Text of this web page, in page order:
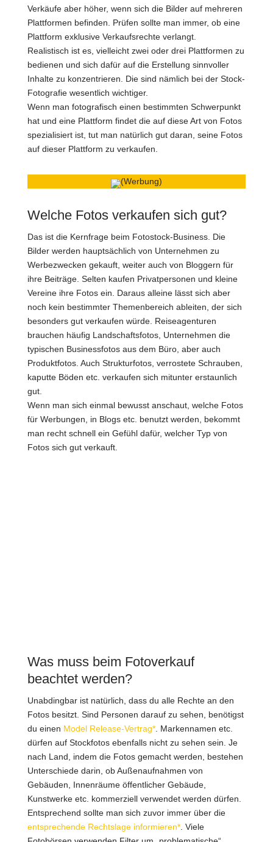
Verkäufe aber höher, wenn sich die Bilder auf mehreren
Plattformen befinden. Prüfen sollte man immer, ob eine
Plattform exklusive Verkaufsrechte verlangt.
Realistisch ist es, vielleicht zwei oder drei Plattformen zu
bedienen und sich dafür auf die Erstellung sinnvoller
Inhalte zu konzentrieren. Die sind nämlich bei der Stock-
Fotografie wesentlich wichtiger.
Wenn man fotografisch einen bestimmten Schwerpunkt
hat und eine Plattform findet die auf diese Art von Fotos
spezialisiert ist, tut man natürlich gut daran, seine Fotos
auf dieser Plattform zu verkaufen.
(Werbung)
Welche Fotos verkaufen sich gut?
Das ist die Kernfrage beim Fotostock-Business. Die
Bilder werden hauptsächlich von Unternehmen zu
Werbezwecken gekauft, weiter auch von Bloggern für
ihre Beiträge. Selten kaufen Privatpersonen und kleine
Vereine ihre Fotos ein. Daraus alleine lässt sich aber
noch kein bestimmter Themenbereich ableiten, der sich
besonders gut verkaufen würde. Reiseagenturen
brauchen häufig Landschaftsfotos, Unternehmen die
typischen Businessfotos aus dem Büro, aber auch
Produktfotos. Auch Strukturfotos, verrostete Schrauben,
kaputte Böden etc. verkaufen sich mitunter erstaunlich
gut.
Wenn man sich einmal bewusst anschaut, welche Fotos
für Werbungen, in Blogs etc. benutzt werden, bekommt
man recht schnell ein Gefühl dafür, welcher Typ von
Fotos sich gut verkauft.
Was muss beim Fotoverkauf
beachtet werden?
Unabdingbar ist natürlich, dass du alle Rechte an den
Fotos besitzt. Sind Personen darauf zu sehen, benötigst
du einen Model Release-Vertrag*. Markennamen etc.
dürfen auf Stockfotos ebenfalls nicht zu sehen sein. Je
nach Land, indem die Fotos gemacht werden, bestehen
Unterschiede darin, ob Außenaufnahmen von
Gebäuden, Innenräume öffentlicher Gebäude,
Kunstwerke etc. kommerziell verwendet werden dürfen.
Entsprechend sollte man sich zuvor immer über die
entsprechende Rechtslage informieren*. Viele